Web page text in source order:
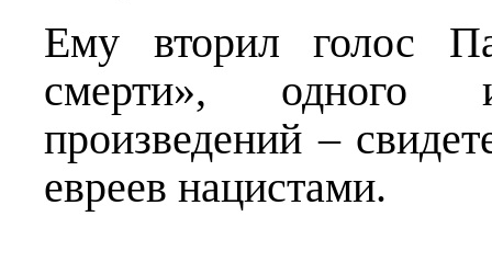
Ему вторил голос
смерти», одного
произведений –
евреев нацистами.